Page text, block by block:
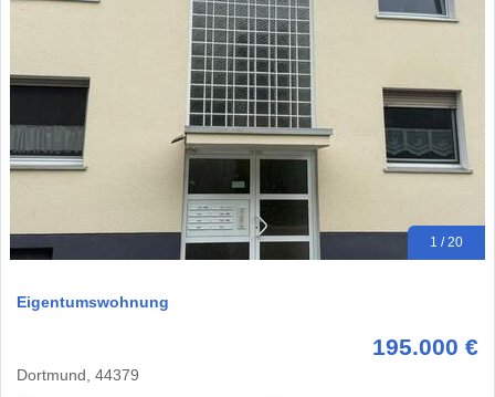
1 / 20
Eigentumswohnung
195.000 €
Dortmund, 44379